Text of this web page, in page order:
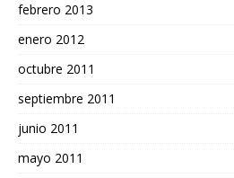
febrero 2013
enero 2012
octubre 2011
septiembre 2011
junio 2011
mayo 2011